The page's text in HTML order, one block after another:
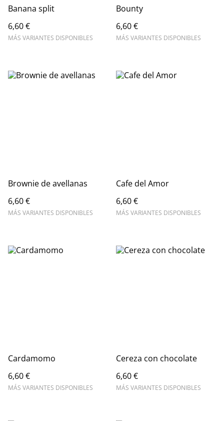
Banana split
6,60 €
MÁS VARIANTES DISPONIBLES
Bounty
6,60 €
MÁS VARIANTES DISPONIBLES
Brownie de avellanas
6,60 €
MÁS VARIANTES DISPONIBLES
Cafe del Amor
6,60 €
MÁS VARIANTES DISPONIBLES
Cardamomo
6,60 €
MÁS VARIANTES DISPONIBLES
Cereza con chocolate
6,60 €
MÁS VARIANTES DISPONIBLES